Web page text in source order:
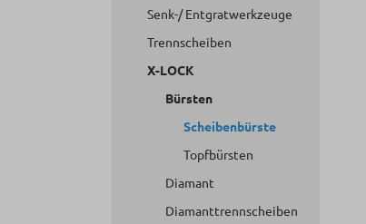
Senk-/ Entgratwerkzeuge
Trennscheiben
X-LOCK
Bürsten
Scheibenbürste
Topfbürsten
Diamant
Diamanttrennscheiben